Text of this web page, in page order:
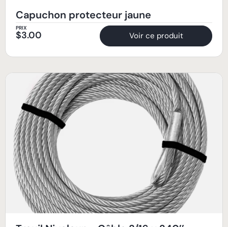
Capuchon protecteur jaune
PRIX
$3.00 Voir ce produit